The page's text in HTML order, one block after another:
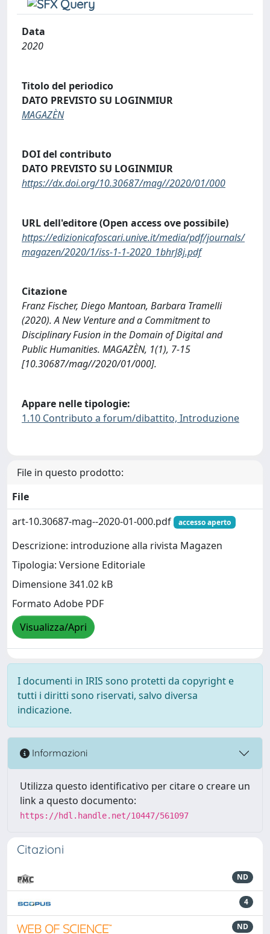
Data
2020
Titolo del periodico
DATO PREVISTO SU LOGINMIUR
MAGAZÈN
DOI del contributo
DATO PREVISTO SU LOGINMIUR
https://dx.doi.org/10.30687/mag//2020/01/000
URL dell'editore (Open access ove possibile)
https://edizionicafoscari.unive.it/media/pdf/journals/
magazen/2020/1/iss-1-1-2020_1bhrJ8j.pdf
Citazione
Franz Fischer, Diego Mantoan, Barbara Tramelli
(2020). A New Venture and a Commitment to
Disciplinary Fusion in the Domain of Digital and
Public Humanities. MAGAZÈN, 1(1), 7-15
[10.30687/mag//2020/01/000].
Appare nelle tipologie:
1.10 Contributo a forum/dibattito, Introduzione
File in questo prodotto:
File
art-10.30687-mag--2020-01-000.pdf
accesso aperto
Descrizione: introduzione alla rivista Magazen
Tipologia: Versione Editoriale
Dimensione 341.02 kB
Formato Adobe PDF
Visualizza/Apri
I documenti in IRIS sono protetti da copyright e
tutti i diritti sono riservati, salvo diversa
indicazione.
Informazioni
Utilizza questo identificativo per citare o creare un
link a questo documento:
https://hdl.handle.net/10447/561097
Citazioni
ND
4
ND